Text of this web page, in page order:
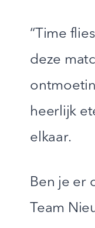
“Time
deze
heerlijk
elkaar.
Ben je er
Team